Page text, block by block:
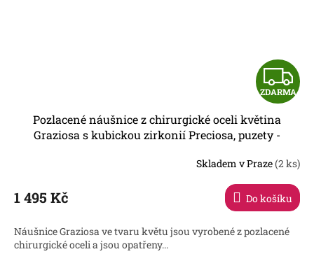
Z
D
R
ZDARMA
Pozlacené náušnice z chirurgické oceli květina
Graziosa s kubickou zirkonií Preciosa, puzety -
Skladem v Praze(2 ks)
1 495 Kč Do košíku
Náušnice Graziosa ve tvaru květu jsou vyrobené z pozlacené
chirurgické oceli a jsou opatřeny...